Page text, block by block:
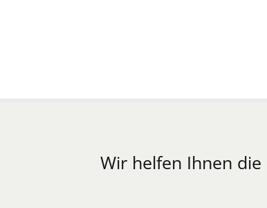
Wir helfen Ihnen die